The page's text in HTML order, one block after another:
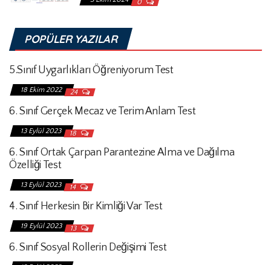
0
POPÜLER YAZILAR
5.Sınıf Uygarlıkları Öğreniyorum Test
18 Ekim 2022 24
6. Sınıf Gerçek Mecaz ve Terim Anlam Test
13 Eylül 2023 18
6. Sınıf Ortak Çarpan Parantezine Alma ve Dağılma
Özelliği Test
13 Eylül 2023 14
4. Sınıf Herkesin Bir Kimliği Var Test
19 Eylül 2023 13
6. Sınıf Sosyal Rollerin Değişimi Test